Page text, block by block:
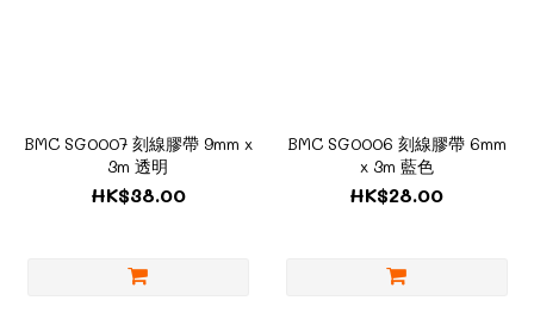
BMC SG0007 刻線膠帶 9mm x
3m 透明
HK$38.00
BMC SG0006 刻線膠帶 6mm
x 3m 藍色
HK$28.00